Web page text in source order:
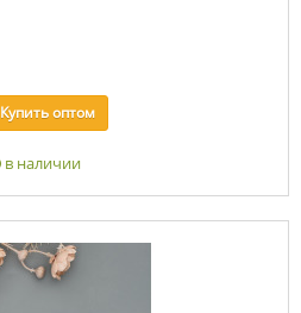
Купитьоптом
в наличии